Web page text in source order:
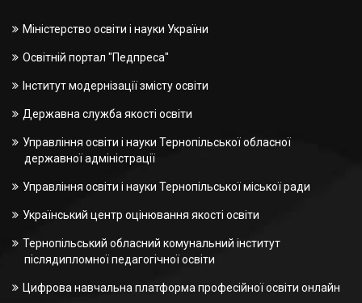
Міністерство освіти і науки України
Освітній портал "Педпреса"
Інститут модернізації змісту освіти
Державна служба якості освіти
Управління освіти і науки Тернопільської обласної
державної адміністрації
Управління освіти і науки Тернопільської міської ради
Український центр оцінювання якості освіти
Тернопільський обласний комунальний інститут
післядипломної педагогічної освіти
Цифрова навчальна платформа професійної освіти онлайн